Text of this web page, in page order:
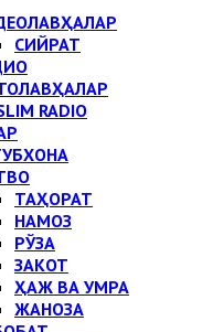
СИЙРАТ
RADIO
ТАҲОРАТ
НАМОЗ
РЎЗА
ЗАКОТ
ҲАЖ ВА УМРА
ЖАНОЗА